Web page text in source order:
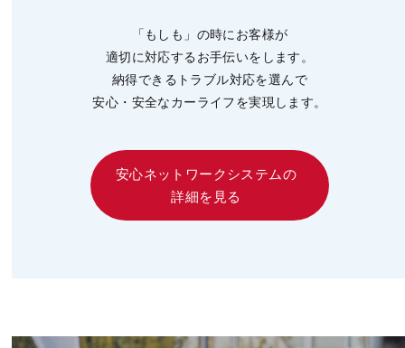
「もしも」の時にお客様が
適切に対応するお手伝いをします。
納得できるトラブル対応を選んで
安心・安全なカーライフを実現します。
安心ネットワークシステムの
詳細を見る